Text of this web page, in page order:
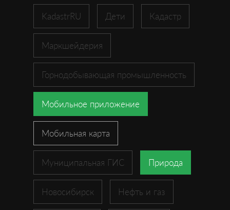
KadastrRU Дети Кадастр
Маркшейдерия
Горнодобывающая промышленность
Мобильное приложение
Мобильная карта
Муниципальная ГИС Природа
Новосибирск Нефть и газ